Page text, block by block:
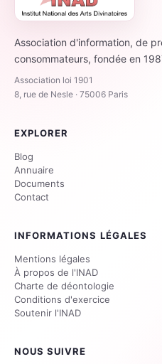
Association d'information, de
consommateurs, fondée en
Association loi 1901
8, rue de Nesle · 75006 Paris
EXPLORER
Blog
Annuaire
Documents
Contact
INFORMATIONS LÉGALES
Mentions légales
À propos de l'INAD
Charte de déontologie
Conditions d'exercice
Soutenir l'INAD
NOUS SUIVRE